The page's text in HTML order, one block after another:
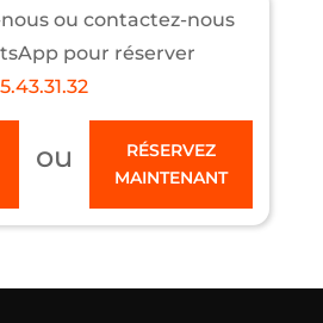
ou contactez-nous
pour réserver
RÉSERVEZ
MAINTENANT
ou